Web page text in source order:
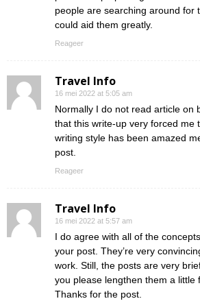
people are searching around for
could aid them greatly.
Reageer
Travel Info
16 mei 2022 at 5:05 am
Normally I do not read article on
that this write-up very forced me
writing style has been amazed
post.
Reageer
Travel Info
16 mei 2022 at 5:57 am
I do agree with all of the
your post. They’re very
work. Still, the posts are very
you please lengthen them a little
Thanks for the post.